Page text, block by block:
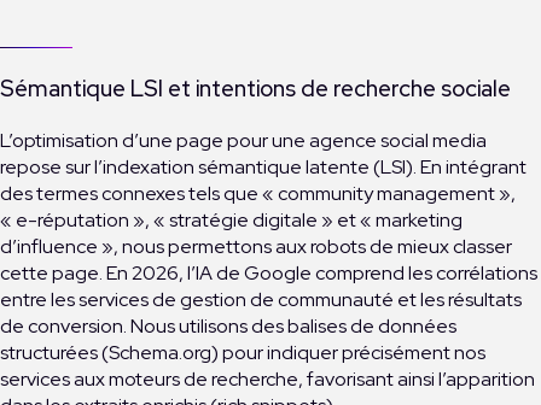
Sémantique LSI et intentions de recherche sociale
L’optimisation d’une page pour une agence social media
repose sur l’indexation sémantique latente (LSI). En intégrant
des termes connexes tels que « community management »,
« e-réputation », « stratégie digitale » et « marketing
d’influence », nous permettons aux robots de mieux classer
cette page. En 2026, l’IA de Google comprend les corrélations
entre les services de gestion de communauté et les résultats
de conversion. Nous utilisons des balises de données
structurées (Schema.org) pour indiquer précisément nos
services aux moteurs de recherche, favorisant ainsi l’apparition